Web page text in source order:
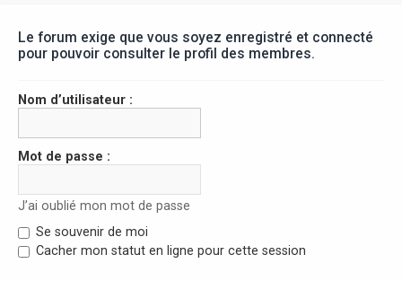
Le forum exige que vous soyez enregistré et connecté
pour pouvoir consulter le profil des membres.
Nom d’utilisateur :
Mot de passe :
J’ai oublié mon mot de passe
Se souvenir de moi
Cacher mon statut en ligne pour cette session